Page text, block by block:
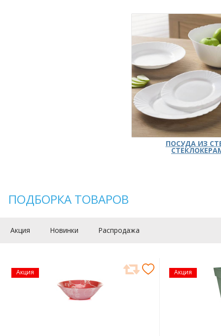
ПОСУДА ИЗ
ПОДБОРКА ТОВАРОВ
Акция Новинки Распродажа
Акция Акция